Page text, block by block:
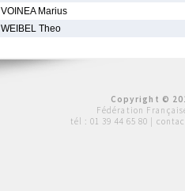
VOINEA Marius
WEIBEL Theo
Copyright ©
Fédération
tél : 01 39 44 65 80 |